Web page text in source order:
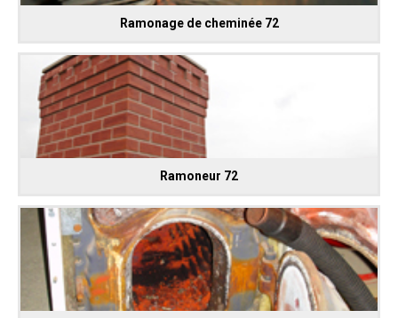
Ramonage de cheminée 72
Ramoneur 72